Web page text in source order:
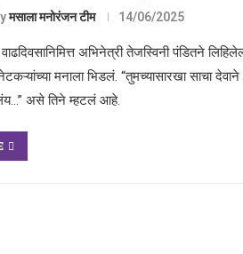
मसाला मनोरंजन टीम 14/06/2025
अभिनेत्री तेजस्विनी पंडितने
मनाला भिडलं. “तुमच्यासारखा साचा देवाने
असे तिने म्हटलं आहे.